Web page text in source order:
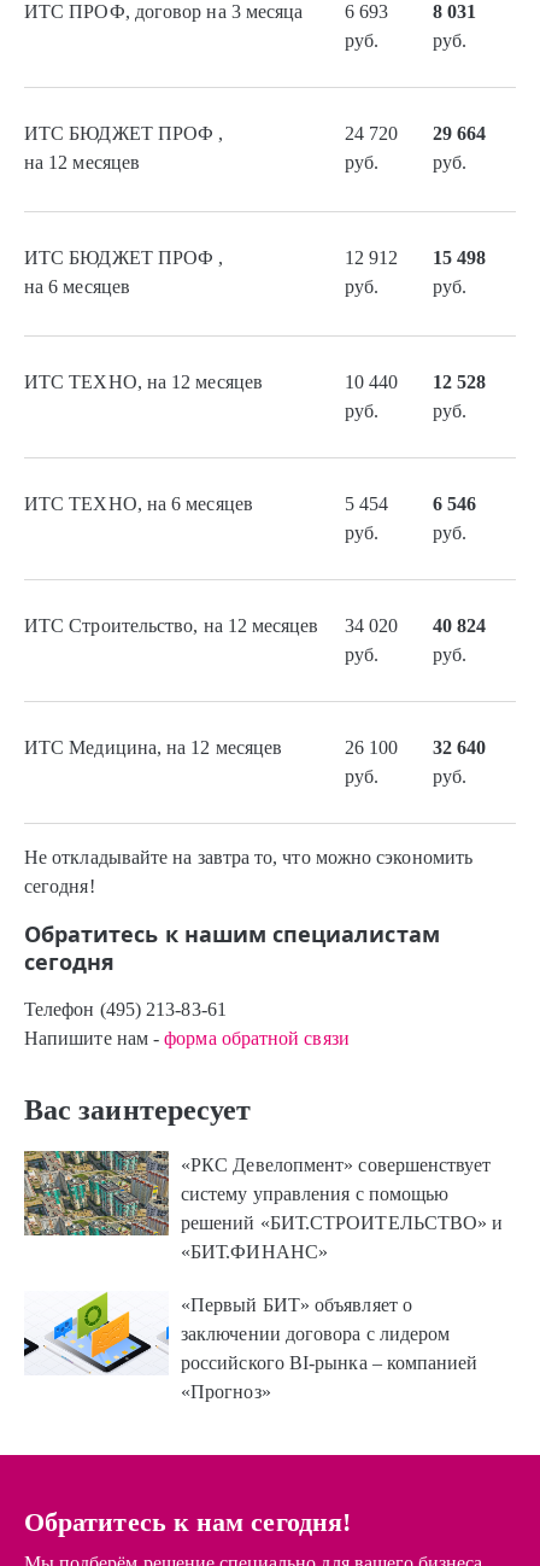
ИТС ПРОФ, договор на 3 месяца
6 693
руб.
8 031
руб.
ИТС БЮДЖЕТ ПРОФ ,
на 12 месяцев
24 720
руб.
29 664
руб.
ИТС БЮДЖЕТ ПРОФ ,
на 6 месяцев
12 912
руб.
15 498
руб.
ИТС ТЕХНО, на 12 месяцев
10 440
руб.
12 528
руб.
ИТС ТЕХНО, на 6 месяцев
5 454
руб.
6 546
руб.
ИТС Строительство, на 12 месяцев
34 020
руб.
40 824
руб.
ИТС Медицина, на 12 месяцев
26 100
руб.
32 640
руб.
Не откладывайте на завтра то, что можно сэкономить
сегодня!
Обратитесь к нашим специалистам
сегодня
Телефон (495) 213-83-61
Напишите нам -форма обратной связи
Вас заинтересует
«РКС Девелопмент» совершенствует
систему управления с помощью
решений «БИТ.СТРОИТЕЛЬСТВО» и
«БИТ.ФИНАНС»
«Первый БИТ» объявляет о
заключении договора с лидером
российского BI-рынка – компанией
«Прогноз»
Обратитесь к нам сегодня!